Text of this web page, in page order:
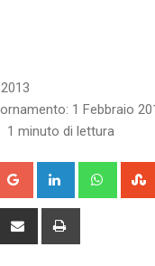
1 Febbraio
1 minuto di lettura
Google+ LinkedIn
Reddit
Share